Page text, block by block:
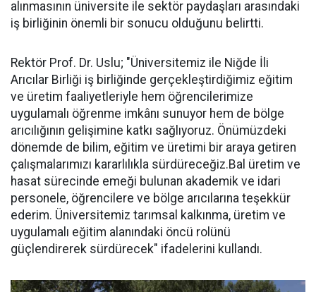
alınmasının üniversite ile sektör paydaşları arasındaki
iş birliğinin önemli bir sonucu olduğunu belirtti.
Rektör Prof. Dr. Uslu; "Üniversitemiz ile Niğde İli
Arıcılar Birliği iş birliğinde gerçekleştirdiğimiz eğitim
ve üretim faaliyetleriyle hem öğrencilerimize
uygulamalı öğrenme imkânı sunuyor hem de bölge
arıcılığının gelişimine katkı sağlıyoruz. Önümüzdeki
dönemde de bilim, eğitim ve üretimi bir araya getiren
çalışmalarımızı kararlılıkla sürdüreceğiz.Bal üretim ve
hasat sürecinde emeği bulunan akademik ve idari
personele, öğrencilere ve bölge arıcılarına teşekkür
ederim. Üniversitemiz tarımsal kalkınma, üretim ve
uygulamalı eğitim alanındaki öncü rolünü
güçlendirerek sürdürecek" ifadelerini kullandı.